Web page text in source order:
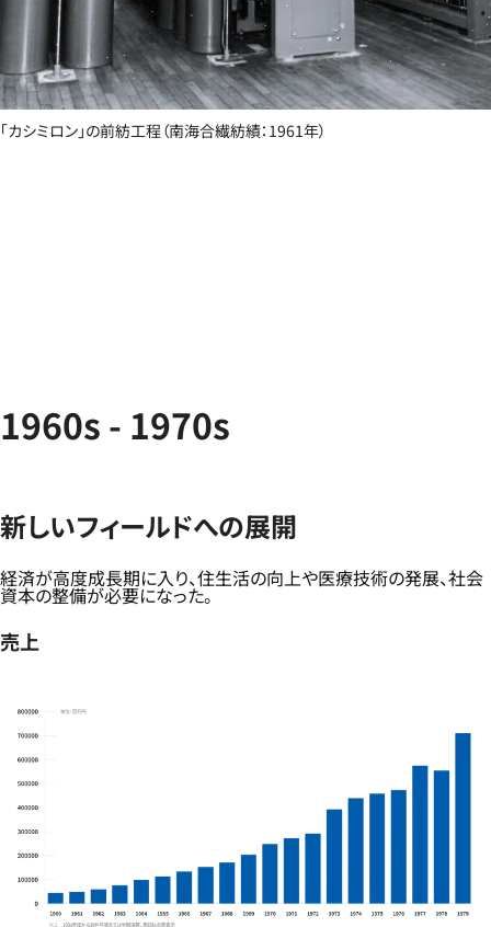
「カシミロン」の前紡工程（南海合繊紡績：1961年）
1960s - 1970s
新しいフィールドへの展開
経済が高度成長期に入り、住生活の向上や医療技術の発展、社会
資本の整備が必要になった。
売上